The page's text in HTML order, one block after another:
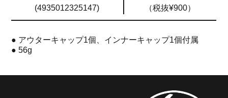
(4935012325147)
（税抜¥900）
● アウターキャップ1個、インナーキャップ1個付属
● 56g